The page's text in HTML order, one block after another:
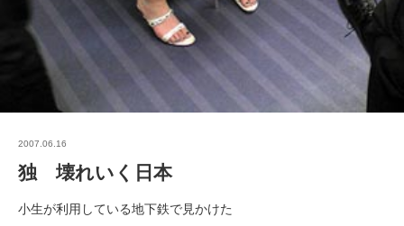
2007.06.16
独 壊れいく日本
小生が利用している地下鉄で見かけた